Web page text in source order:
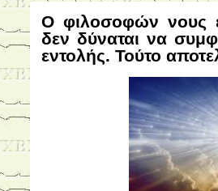
Ο φιλοσοφών νους
δεν δύναται να
εντολής. Τούτο